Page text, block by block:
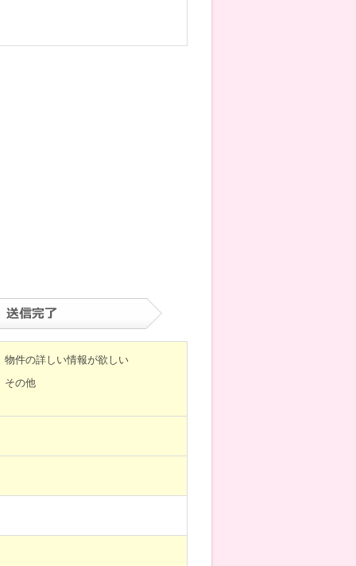
物件の詳しい情報が欲しい
その他